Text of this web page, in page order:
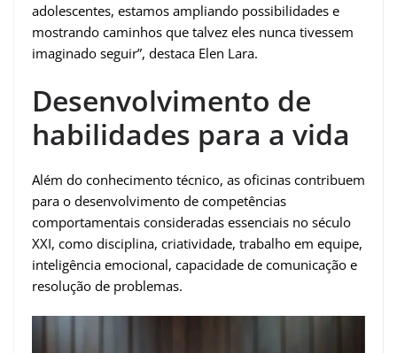
adolescentes, estamos ampliando possibilidades e
mostrando caminhos que talvez eles nunca tivessem
imaginado seguir”, destaca Elen Lara.
Desenvolvimento de
habilidades para a vida
Além do conhecimento técnico, as oficinas contribuem
para o desenvolvimento de competências
comportamentais consideradas essenciais no século
XXI, como disciplina, criatividade, trabalho em equipe,
inteligência emocional, capacidade de comunicação e
resolução de problemas.